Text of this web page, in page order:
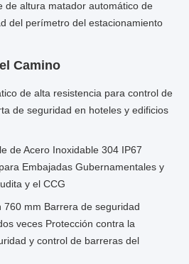
de altura matador automático de
del perímetro del estacionamiento
Camino
de alta resistencia para control de
de seguridad en hoteles y edificios
de Acero Inoxidable 304 IP67
Embajadas Gubernamentales y
y el CCG
760 mm Barrera de seguridad
veces Protección contra la
y control de barreras del